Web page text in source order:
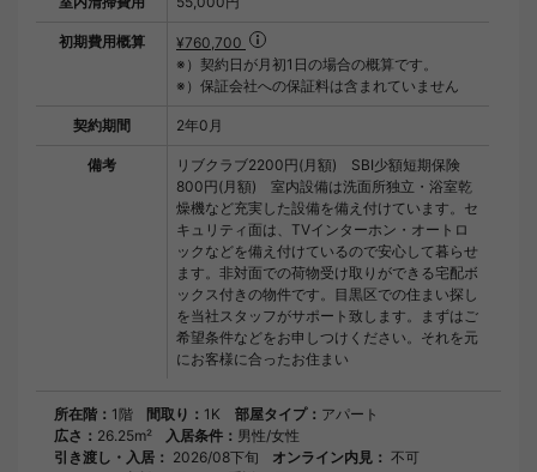
初期費用概算
¥760,700
※）契約日が月初1日の場合の概算です。
※）保証会社への保証料は含まれていません
契約期間 2年0月
備考
リブクラブ2200円(月額) SBI少額短期保険
800円(月額) 室内設備は洗面所独立・浴室乾
燥機など充実した設備を備え付けています。セ
キュリティ面は、TVインターホン・オートロ
ックなどを備え付けているので安心して暮らせ
ます。非対面での荷物受け取りができる宅配ボ
ックス付きの物件です。目黒区での住まい探し
を当社スタッフがサポート致します。まずはご
希望条件などをお申しつけください。それを元
にお客様に合ったお住まい
所在階： 1階 間取り： 1K 部屋タイプ： アパート
広さ： 26.25m² 入居条件： 男性/女性
引き渡し・入居： 2026/08下旬 オンライン内見： 不可